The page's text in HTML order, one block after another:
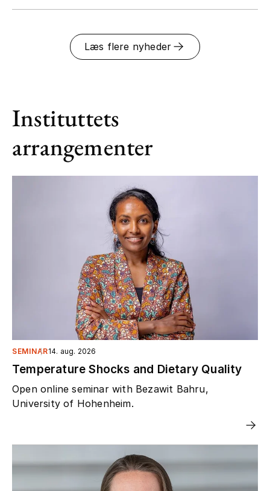
Læs flere nyheder
Instituttets
arrangementer
SEMINAR14. aug. 2026
Temperature Shocks and Dietary Quality
Open online seminar with Bezawit Bahru,
University of Hohenheim.